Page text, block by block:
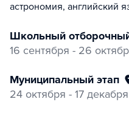
астрономия, английский
Школьный
16 сентября - 26
муниципальный этап
24 октября - 17